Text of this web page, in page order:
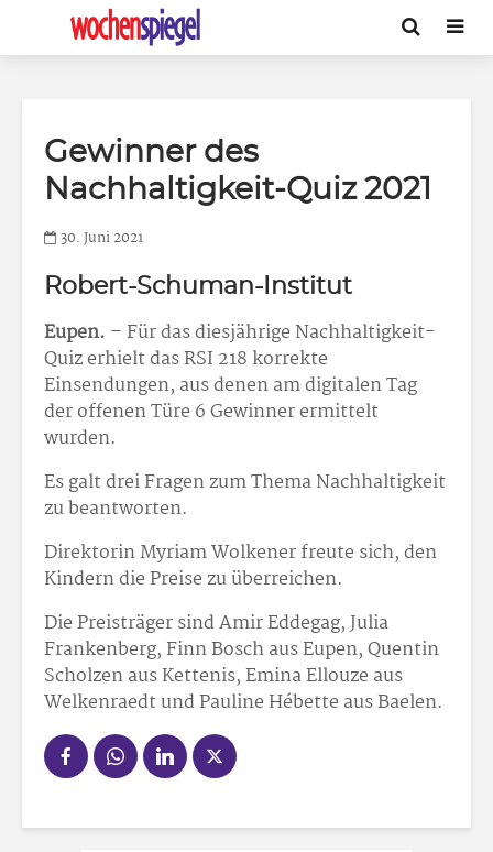
Gewinner des
Nachhaltigkeit-Quiz 2021
30. Juni 2021
Robert-Schuman-Institut
Eupen. – Für das diesjährige Nachhaltigkeit-
Quiz erhielt das RSI 218 korrekte
Einsendungen, aus denen am digitalen Tag
der offenen Türe 6 Gewinner ermittelt
wurden.
Es galt drei Fragen zum Thema Nachhaltigkeit
zu beantworten.
Direktorin Myriam Wolkener freute sich, den
Kindern die Preise zu überreichen.
Die Preisträger sind Amir Eddegag, Julia
Frankenberg, Finn Bosch aus Eupen, Quentin
Scholzen aus Kettenis, Emina Ellouze aus
Welkenraedt und Pauline Hébette aus Baelen.